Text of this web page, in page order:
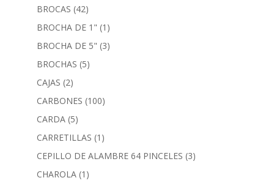
BROCAS (42)
BROCHA DE 1" (1)
BROCHA DE 5" (3)
BROCHAS (5)
CAJAS (2)
CARBONES (100)
CARDA (5)
CARRETILLAS (1)
CEPILLO DE ALAMBRE 64 PINCELES (3)
CHAROLA (1)